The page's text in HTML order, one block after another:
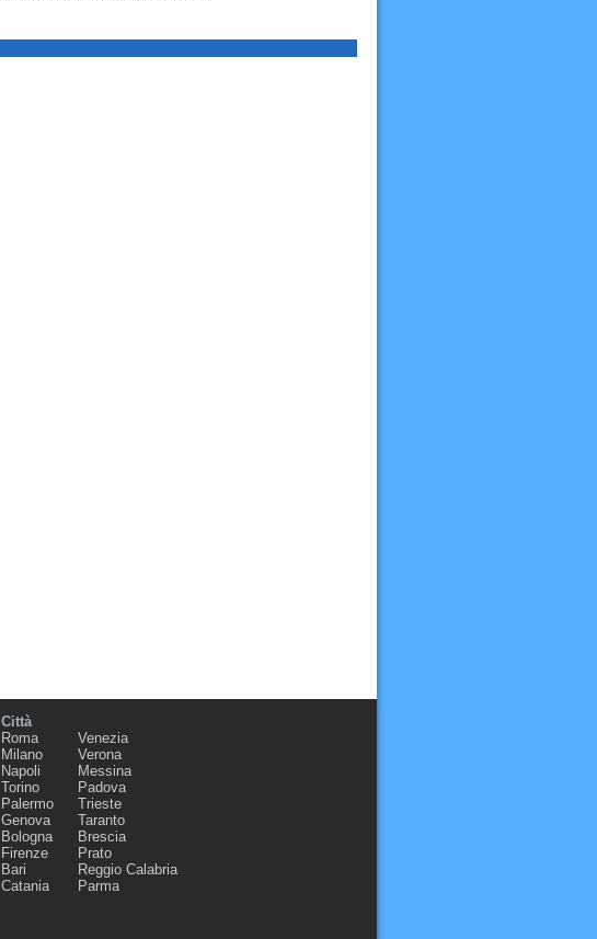
Città
Roma
Milano
Napoli
Torino
Palermo
Genova
Bologna
Firenze
Bari
Catania
Venezia
Verona
Messina
Padova
Trieste
Taranto
Brescia
Prato
Reggio Calabria
Parma